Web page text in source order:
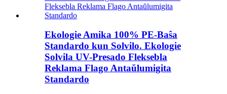
Ekologie Amika 100% PE-Baŝa
Standardo kun Solvilo. Ekologie
Solvila UV-Presado Fleksebla
Reklama Flago Antaŭlumigita
Standardo